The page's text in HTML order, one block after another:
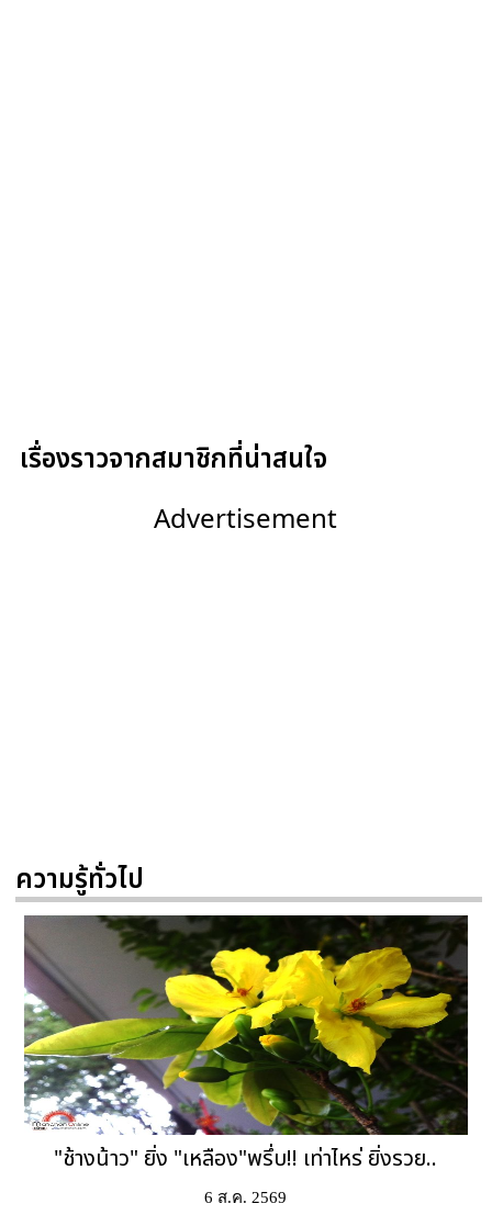
เรื่องราวจากสมาชิกที่น่าสนใจ
Advertisement
ความรู้ทั่วไป
"ช้างน้าว" ยิ่ง "เหลือง"พรึ่บ!! เท่าไหร่ ยิ่งรวย..
6 ส.ค. 2569